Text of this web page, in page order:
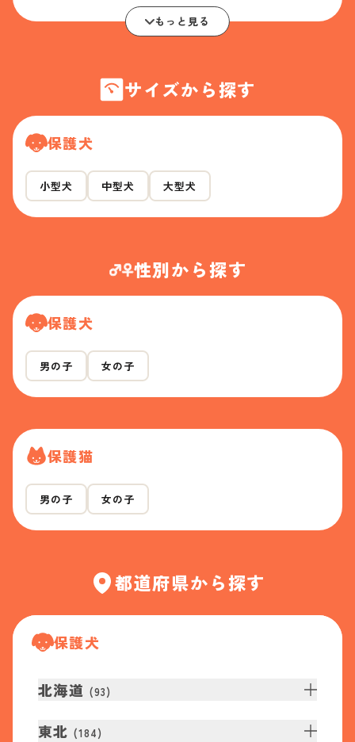
もっと見る
サイズから探す
保護犬
小型犬 中型犬 大型犬
性別から探す
保護犬
男の子 女の子
保護猫
男の子 女の子
都道府県から探す
保護犬
北海道 (93)
東北 (184)